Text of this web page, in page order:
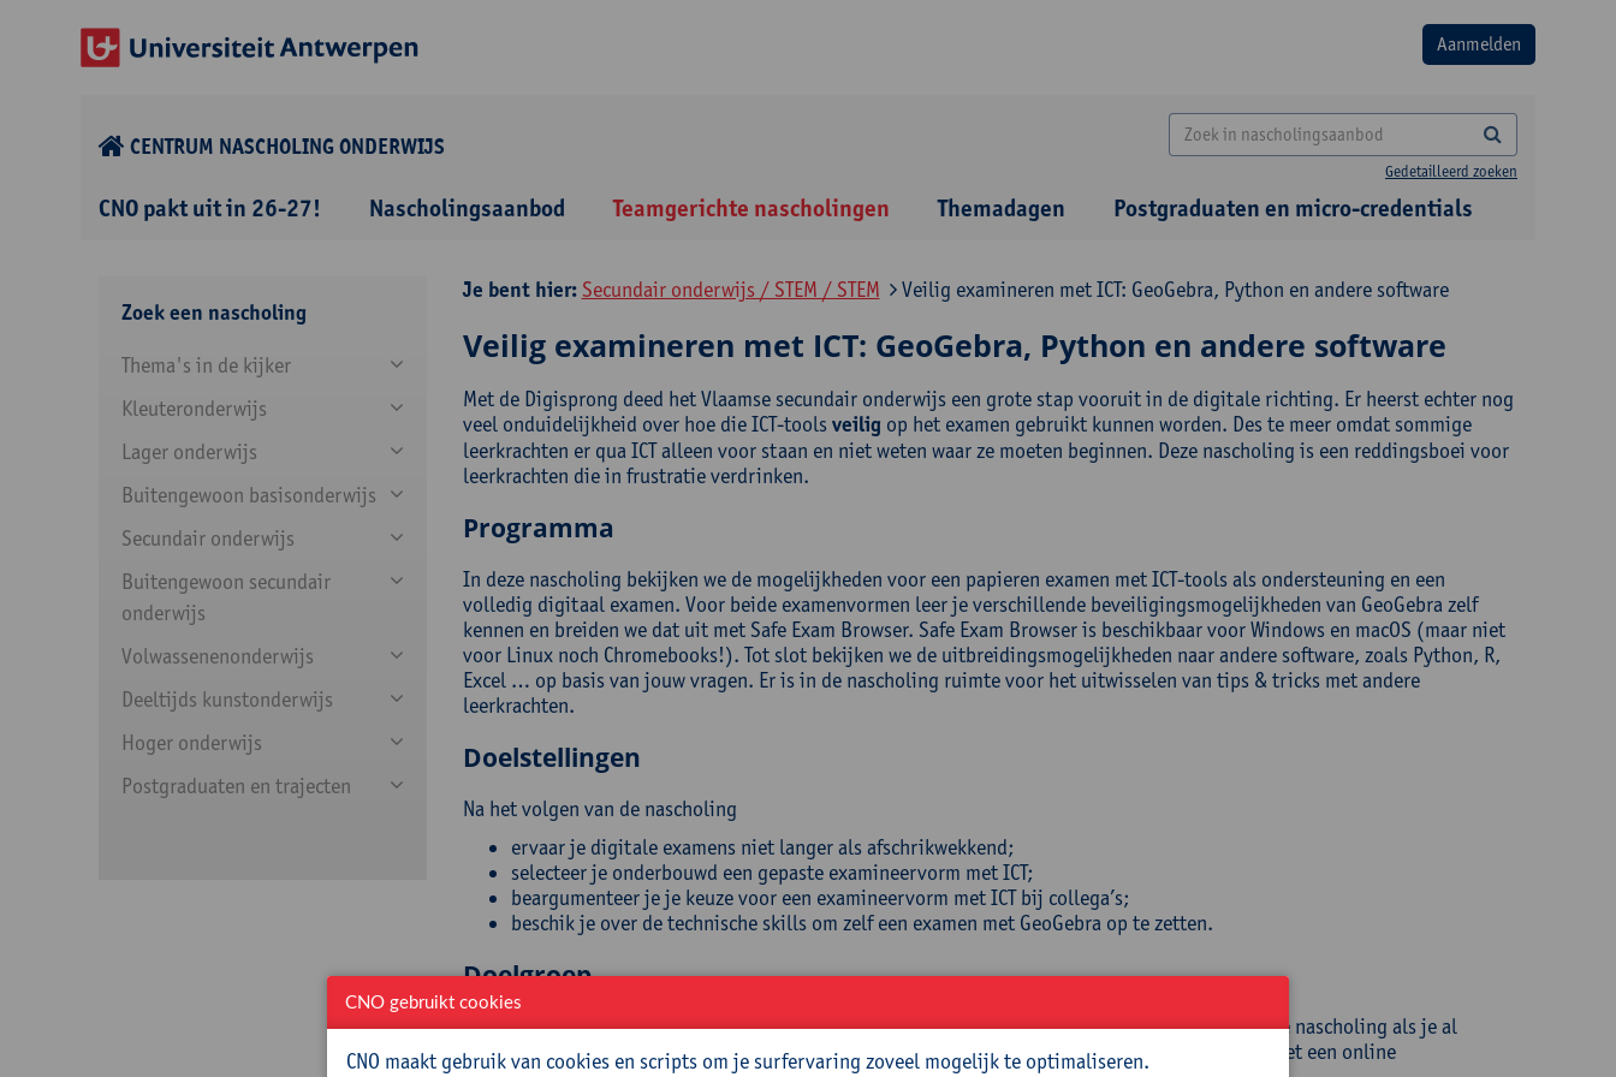
CENTRUM NASCHOLING ONDERWIJS
Gedetailleerd zoeken
CNO pakt uit in 26-27! Nascholingsaanbod Teamgerichte nascholingen Themadagen Postgraduaten en micro-credentials
Zoek een nascholing
Thema's in de kijker
Kleuteronderwijs
Lager onderwijs
Buitengewoon basisonderwijs
Secundair onderwijs
Buitengewoon secundair
onderwijs
Volwassenenonderwijs
Deeltijds kunstonderwijs
Hoger onderwijs
Postgraduaten en trajecten
Je bent hier: Secundair onderwijs / STEM / STEM Veilig examineren met ICT: GeoGebra, Python en andere software
Veilig examineren met ICT: GeoGebra, Python en andere software
Met de Digisprong deed het Vlaamse secundair onderwijs een grote stap vooruit in de digitale richting. Er heerst echter nog
veel onduidelijkheid over hoe die ICT-toolsveilig op het examen gebruikt kunnen worden. Des te meer omdat sommige
leerkrachten er qua ICT alleen voor staan en niet weten waar ze moeten beginnen. Deze nascholing is een reddingsboei voor
leerkrachten die in frustratie verdrinken.
Programma
In deze nascholing bekijken we de mogelijkheden voor een papieren examen met ICT-tools als ondersteuning en een
volledig digitaal examen. Voor beide examenvormen leer je verschillende beveiligingsmogelijkheden van GeoGebra zelf
kennen en breiden we dat uit met Safe Exam Browser. Safe Exam Browser is beschikbaar voor Windows en macOS (maar niet
voor Linux noch Chromebooks!). Tot slot bekijken we de uitbreidingsmogelijkheden naar andere software, zoals Python, R,
Excel … op basis van jouw vragen. Er is in de nascholing ruimte voor het uitwisselen van tips & tricks met andere
leerkrachten.
Doelstellingen
Na het volgen van de nascholing
ervaar je digitale examens niet langer als afschrikwekkend;
selecteer je onderbouwd een gepaste examineervorm met ICT;
beargumenteer je je keuze voor een examineervorm met ICT bij collega’s;
beschik je over de technische skills om zelf een examen met GeoGebra op te zetten.
Doelgroep
Wiskundeleerkrachten, ICT- en STEM-leerkrachten, ICT-coördinatoren. Je haalt het meeste uit deze nascholing als je al
ervaring hebt met GeoGebra Suite. Al eens een digitale toets of examen georganiseerd hebben met een online
CNO gebruikt cookies
CNO maakt gebruik van cookies en scripts om je surfervaring zoveel mogelijk te optimaliseren.